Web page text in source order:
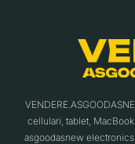
cellulari, tablet,
asgoodasnew